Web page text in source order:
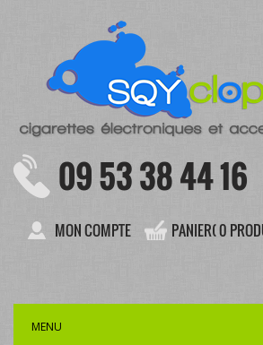
09 53 38 44 16
MON COMPTE PANIER( 0
MENU